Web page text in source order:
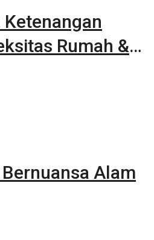
Rumah &
Alam